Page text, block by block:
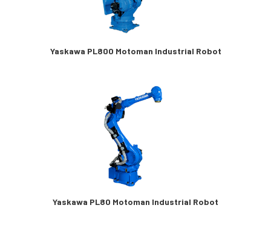
Yaskawa PL800 Motoman Industrial Robot
Yaskawa PL80 Motoman Industrial Robot